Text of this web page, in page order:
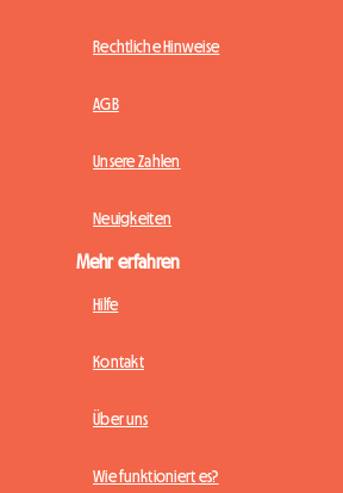
Rechtliche Hinweise
AGB
Unsere Zahlen
Neuigkeiten
Mehr erfahren
Hilfe
Kontakt
Über uns
Wie funktioniert es?